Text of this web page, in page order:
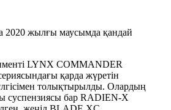
2020 жылғы маусымда қандай
LYNX COMMANDER
қарда жүретін
толықтырылды. Олардың
суспензиясы бар RADIEN-X